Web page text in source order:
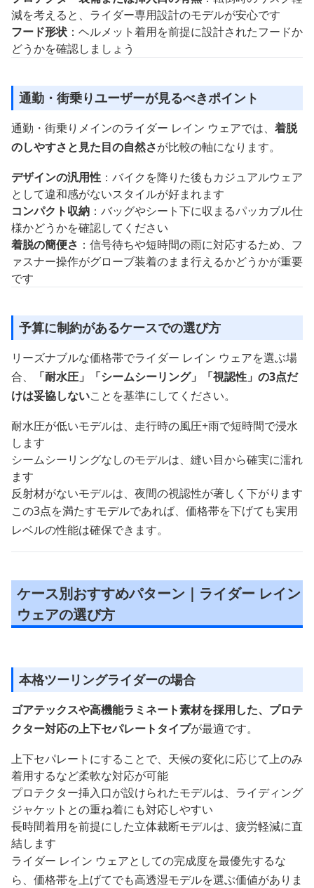
減を考えると、ライダー専用設計のモデルが安心です
フード形状 ：ヘルメット着用を前提に設計されたフードか
どうかを確認しましょう
通勤・街乗りユーザーが見るべきポイント
通勤・街乗りメインのライダー レイン ウェアでは、 着脱
のしやすさと見た目の自然さが比較の軸になります。
デザインの汎用性 ：バイクを降りた後もカジュアルウェア
として違和感がないスタイルが好まれます
コンパクト収納 ：バッグやシート下に収まるパッカブル仕
様かどうかを確認してください
着脱の簡便さ ：信号待ちや短時間の雨に対応するため、フ
ァスナー操作がグローブ装着のまま行えるかどうかが重要
です
予算に制約があるケースでの選び方
リーズナブルな価格帯でライダー レイン ウェアを選ぶ場
合、
「耐水圧」「シームシーリング」「視認性」の3点だ
けは妥協しないことを基準にしてください。
耐水圧が低いモデルは、走行時の風圧+雨で短時間で浸水
します
シームシーリングなしのモデルは、縫い目から確実に濡れ
ます
反射材がないモデルは、夜間の視認性が著しく下がります
この3点を満たすモデルであれば、価格帯を下げても実用
レベルの性能は確保できます。
ケース別おすすめパターン｜ライダー レイン
ウェアの選び方
本格ツーリングライダーの場合
ゴアテックスや高機能ラミネート素材を採用した、プロテ
クター対応の上下セパレートタイプが最適です。
上下セパレートにすることで、天候の変化に応じて上のみ
着用するなど柔軟な対応が可能
プロテクター挿入口が設けられたモデルは、ライディング
ジャケットとの重ね着にも対応しやすい
長時間着用を前提にした立体裁断モデルは、疲労軽減に直
結します
ライダー レイン ウェアとしての完成度を最優先するな
ら、価格帯を上げてでも高透湿モデルを選ぶ価値がありま